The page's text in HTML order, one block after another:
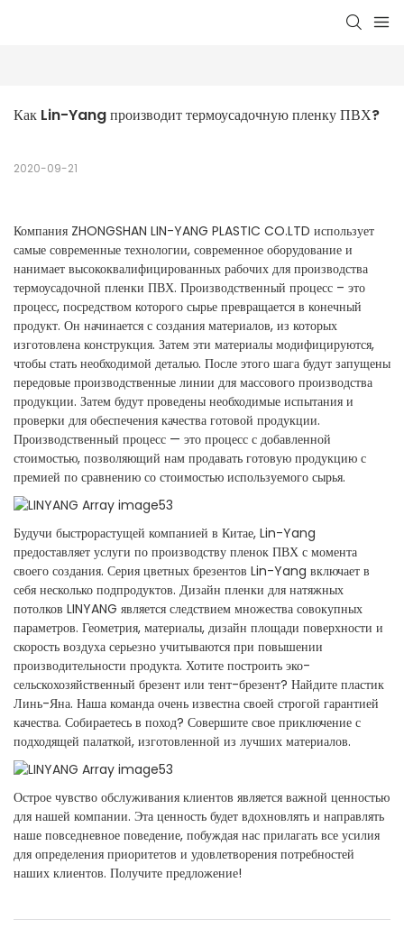
Как Lin-Yang производит термоусадочную пленку ПВХ?
2020-09-21
Компания ZHONGSHAN LIN-YANG PLASTIC CO.LTD использует
самые современные технологии, современное оборудование и
нанимает высококвалифицированных рабочих для производства
термоусадочной пленки ПВХ. Производственный процесс – это
процесс, посредством которого сырье превращается в конечный
продукт. Он начинается с создания материалов, из которых
изготовлена ​​конструкция. Затем эти материалы модифицируются,
чтобы стать необходимой деталью. После этого шага будут запущены
передовые производственные линии для массового производства
продукции. Затем будут проведены необходимые испытания и
проверки для обеспечения качества готовой продукции.
Производственный процесс — это процесс с добавленной
стоимостью, позволяющий нам продавать готовую продукцию с
премией по сравнению со стоимостью используемого сырья.
Будучи быстрорастущей компанией в Китае, Lin-Yang
предоставляет услуги по производству пленок ПВХ с момента
своего создания. Серия цветных брезентов Lin-Yang включает в
себя несколько подпродуктов. Дизайн пленки для натяжных
потолков LINYANG является следствием множества совокупных
параметров. Геометрия, материалы, дизайн площади поверхности и
скорость воздуха серьезно учитываются при повышении
производительности продукта. Хотите построить эко-
сельскохозяйственный брезент или тент-брезент? Найдите пластик
Линь-Яна. Наша команда очень известна своей строгой гарантией
качества. Собираетесь в поход? Совершите свое приключение с
подходящей палаткой, изготовленной из лучших материалов.
Острое чувство обслуживания клиентов является важной ценностью
для нашей компании. Эта ценность будет вдохновлять и направлять
наше повседневное поведение, побуждая нас прилагать все усилия
для определения приоритетов и удовлетворения потребностей
наших клиентов. Получите предложение!